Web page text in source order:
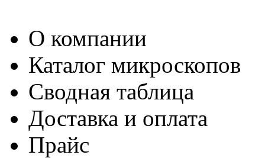
О компании
Каталог микроскопов
Сводная таблица
Доставка и оплата
Прайс